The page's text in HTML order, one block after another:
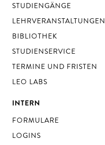
STUDIENGÄNGE
LEHRVERANSTALTUNGEN
BIBLIOTHEK
STUDIENSERVICE
TERMINE UND FRISTEN
LEO LABS
INTERN
FORMULARE
LOGINS